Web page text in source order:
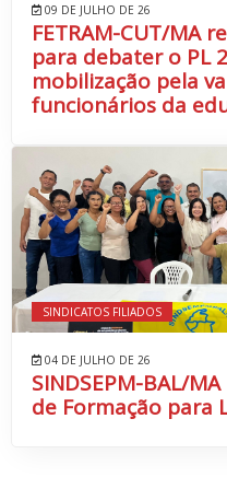
09 DE JULHO DE 26
FETRAM-CUT/MA
para debater o PL
mobilização pela
funcionários da
SINDICATOS FILIADOS
04 DE JULHO DE 26
SINDSEPM-BAL/
de Formação para